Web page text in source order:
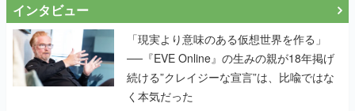
インタビュー
「現実より意味のある仮想世界を作る」
──『EVE Online』の生みの親が18年掲げ
続ける”クレイジーな宣言”は、比喩ではな
く本気だった